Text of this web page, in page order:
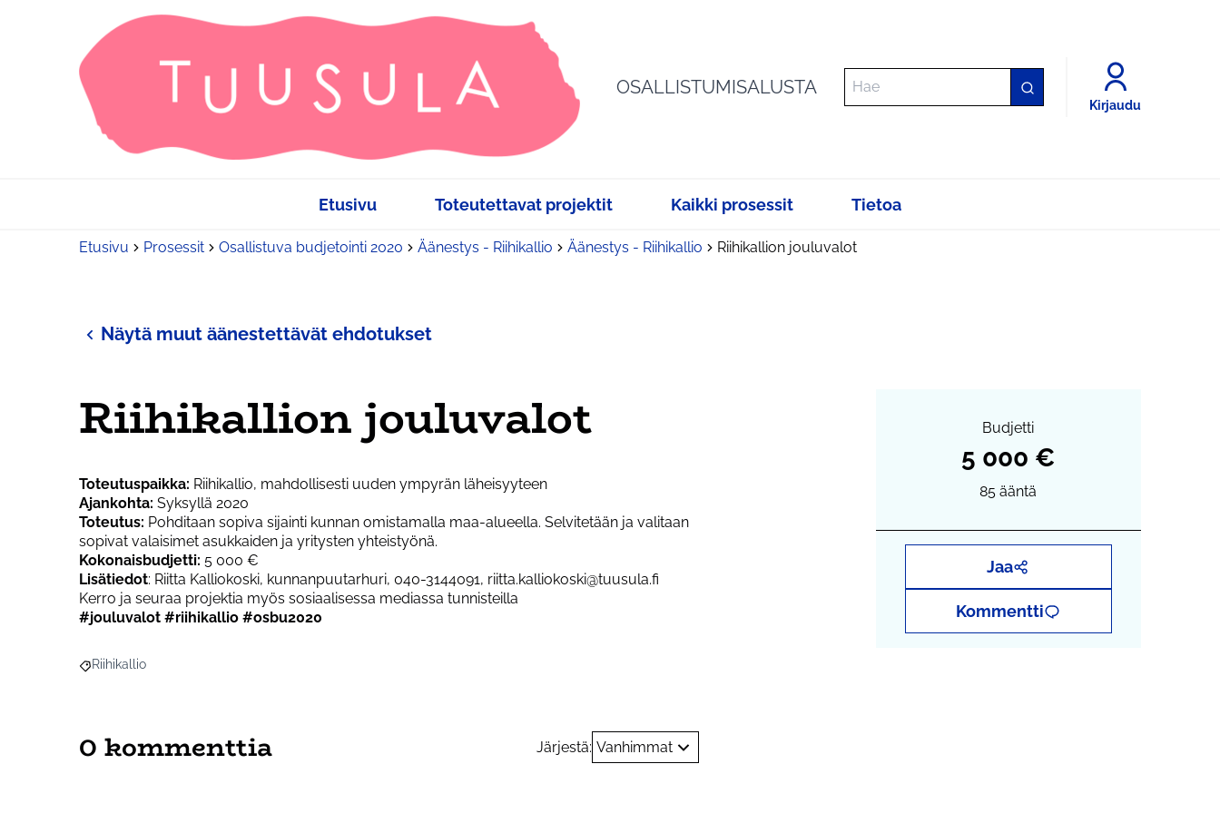
OSALLISTUMISALUSTA
Kirjaudu
Etusivu Toteutettavat projektit Kaikki prosessit Tietoa
Etusivu Prosessit Osallistuva budjetointi 2020 Äänestys - Riihikallio Äänestys - Riihikallio Riihikallion jouluvalot
Näytä muut äänestettävät ehdotukset
Riihikallion jouluvalot
Toteutuspaikka: Riihikallio, mahdollisesti uuden ympyrän läheisyyteen
Ajankohta: Syksyllä 2020
Toteutus: Pohditaan sopiva sijainti kunnan omistamalla maa-alueella. Selvitetään ja valitaan
sopivat valaisimet asukkaiden ja yritysten yhteistyönä.
Kokonaisbudjetti: 5 000 €
Lisätiedot: Riitta Kalliokoski, kunnanpuutarhuri, 040-3144091, riitta.kalliokoski@tuusula.fi
Kerro ja seuraa projektia myös sosiaalisessa mediassa tunnisteilla
#jouluvalot #riihikallio #osbu2020
Rajaa tulokset aihepiirin mukaan: Riihikallio
Riihikallio
Budjetti
5 000 €
85ääntä
Jaa
Kommentti
0 kommenttia Järjestä: Vanhimmat